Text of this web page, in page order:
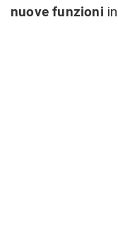
nuove funzioni